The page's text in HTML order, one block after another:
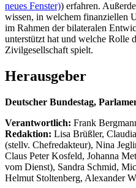
neues Fenster)) erfahren.
wissen, in welchem finanziellen
im Rahmen der bilateralen
unterstützt hat und welche Rolle
Zivilgesellschaft spielt.
Herausgeber
Deutscher Bundestag,
Verantwortlich: Frank
Redaktion: Lisa Brüßler,
(stellv. Chefredakteur), Nina
Claus Peter Kosfeld, Johanna
vom Dienst), Sandra Schmid,
Helmut Stoltenberg, Alexander